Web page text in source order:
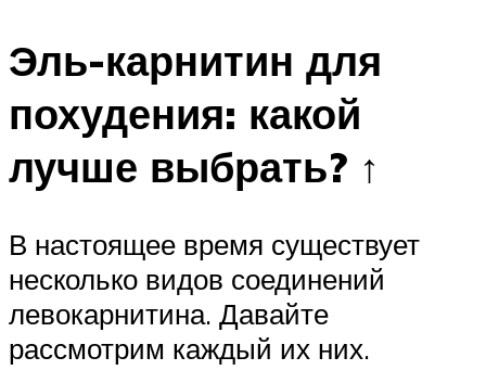
Эль-карнитин для
похудения: какой
лучше выбрать? ↑
В настоящее время существует
несколько видов соединений
левокарнитина. Давайте
рассмотрим каждый их них.